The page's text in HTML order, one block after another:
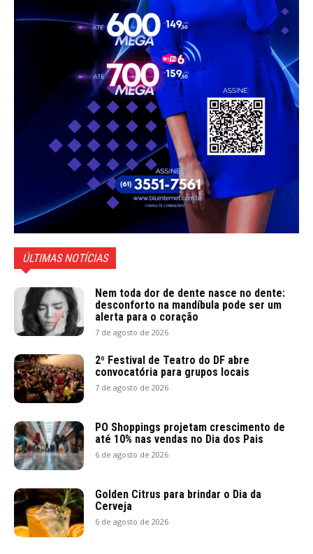
ÚLTIMAS NOTÍCIAS
Nem toda dor de dente nasce no dente:
desconforto na mandíbula pode ser um
alerta para o coração
7 de agosto de 2026
2º Festival de Teatro do DF abre
convocatória para grupos locais
7 de agosto de 2026
PO Shoppings projetam crescimento de
até 10% nas vendas no Dia dos Pais
6 de agosto de 2026
Golden Citrus para brindar o Dia da
Cerveja
6 de agosto de 2026